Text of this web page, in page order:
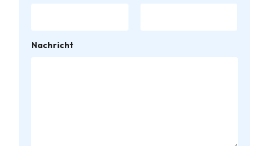
Bitte lasse dieses Feld leer.
Nachricht